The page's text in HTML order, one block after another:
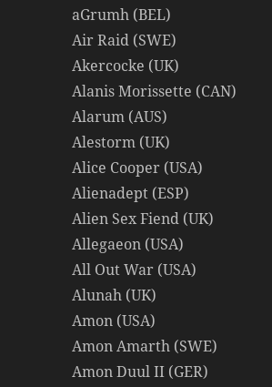
aGrumh (BEL)
Air Raid (SWE)
Akercocke (UK)
Alanis Morissette (CAN)
Alarum (AUS)
Alestorm (UK)
Alice Cooper (USA)
Alienadept (ESP)
Alien Sex Fiend (UK)
Allegaeon (USA)
All Out War (USA)
Alunah (UK)
Amon (USA)
Amon Amarth (SWE)
Amon Duul II (GER)